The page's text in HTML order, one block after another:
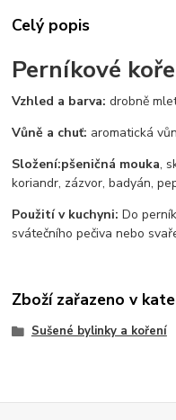
Celý popis
Perníkové
Vzhled a barva: drobně
Vůně a chuť: aromatická
Složení:pšeničná mouka,
koriandr, zázvor, badyán,
Použití v kuchyni: Do
svátečního pečiva nebo
Zboží zařazeno v
Sušené bylinky a koření